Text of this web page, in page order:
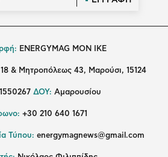
ENERGYMAG MON IKE
& Μητροπόλεως 43, Μαρούσι, 15124
ΔΟΥ: Αμαρουσίου
+30 210 640 1671
Τύπου: energymagnews@gmail.com